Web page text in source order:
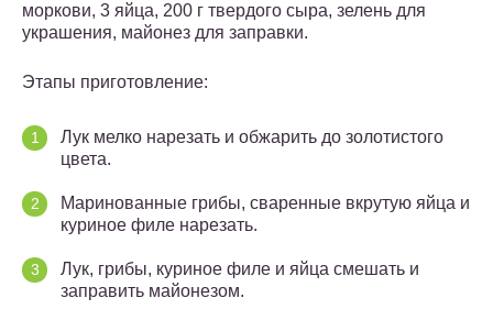
моркови, 3 яйца, 200 г твердого сыра, зелень для
украшения, майонез для заправки.
Этапы приготовление:
Лук мелко нарезать и обжарить до золотистого
цвета.
Маринованные грибы, сваренные вкрутую яйца и
куриное филе нарезать.
Лук, грибы, куриное филе и яйца смешать и
заправить майонезом.